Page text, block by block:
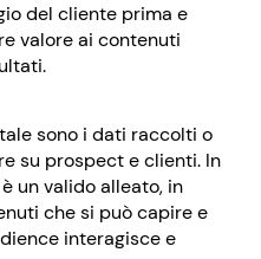
del cliente prima e
valore ai contenuti
sono i dati raccolti o
su prospect e clienti. In
un valido alleato, in
che si può capire e
interagisce e